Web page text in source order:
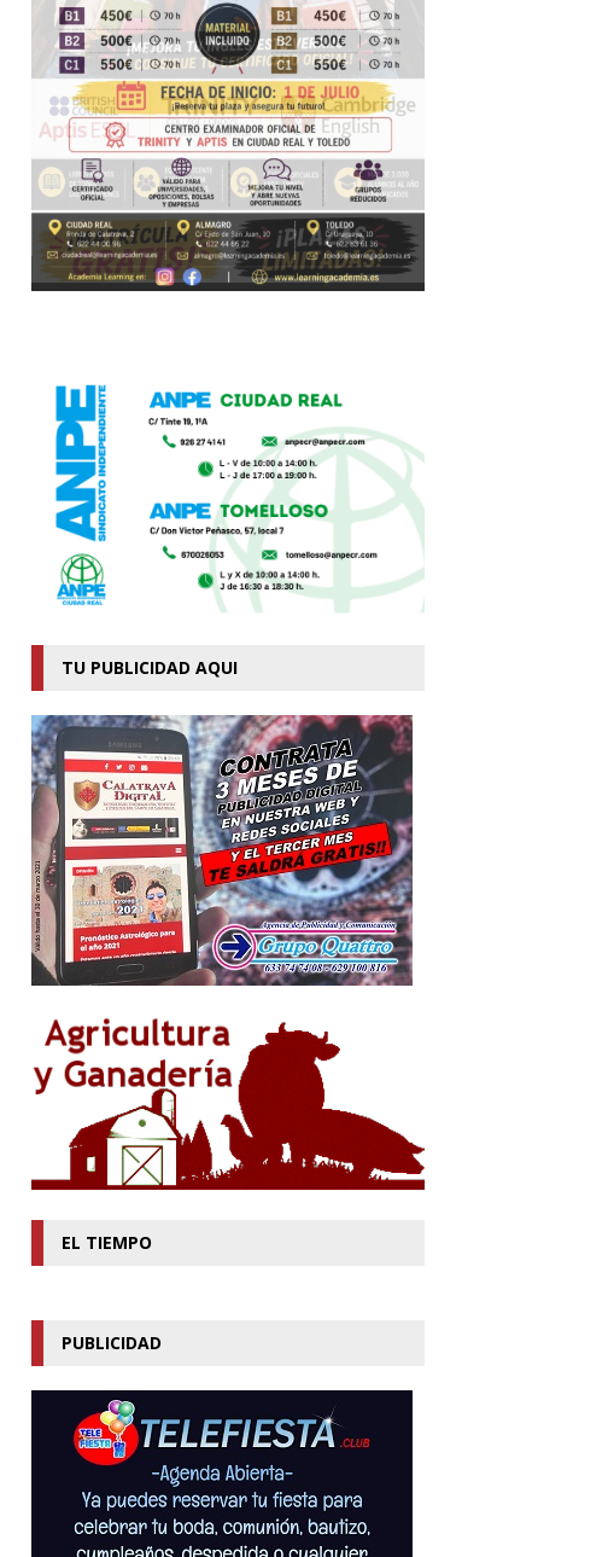
TU PUBLICIDAD AQUI
EL TIEMPO
PUBLICIDAD